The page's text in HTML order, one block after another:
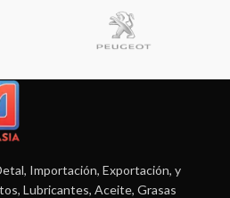
Importación, Exportación, y
Lubricantes, Aceite, Grasas